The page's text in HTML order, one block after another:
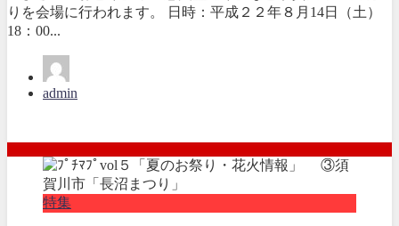
りを会場に行われます。 日時：平成２２年８月14日（土）
18：00...
admin
特集